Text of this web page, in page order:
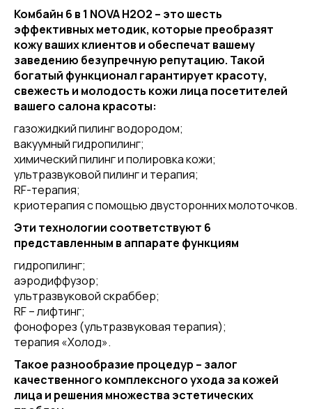
Комбайн 6 в 1 NOVA H2O2 – это шесть
эффективных методик, которые преобразят
кожу ваших клиентов и обеспечат вашему
заведению безупречную репутацию. Такой
богатый функционал гарантирует красоту,
свежесть и молодость кожи лица посетителей
вашего салона красоты:
газожидкий пилинг водородом;
вакуумный гидропилинг;
химический пилинг и полировка кожи;
ультразвуковой пилинг и терапия;
RF-терапия;
криотерапия с помощью двусторонних молоточков.
Эти технологии соответствуют 6
представленным в аппарате функциям
гидропилинг;
аэродиффузор;
ультразвуковой скраббер;
RF – лифтинг;
фонофорез (ультразвуковая терапия);
терапия «Холод».
Такое разнообразие процедур – залог
качественного комплексного ухода за кожей
лица и решения множества эстетических